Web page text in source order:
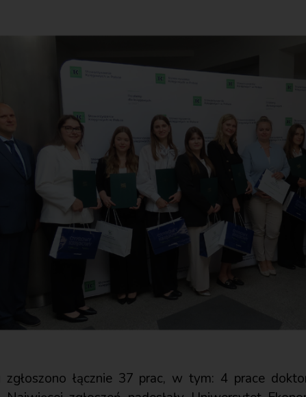
zgłoszono łącznie 37 prac, w tym: 4 prace